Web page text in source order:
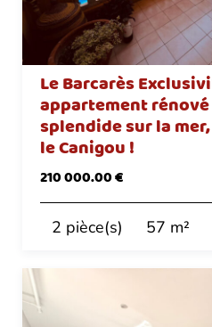
Le Barcarès
appartement
splendide sur la
le Canigou !
210 000.00 €
2 pièce(s) 57 m²